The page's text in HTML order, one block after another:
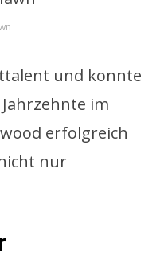
und konnte
im
erfolgreich
nur